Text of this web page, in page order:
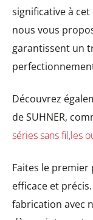
significative à
nous vous
garantissent un
Découvrez
de SUHNER,
séries sans fil,les
Faites le premier
efficace et
fabrication avec